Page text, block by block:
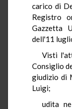
carico di
Registro
Gazzetta
dell'11
Visti
Consiglio
giudizio di
Luigi;
udita